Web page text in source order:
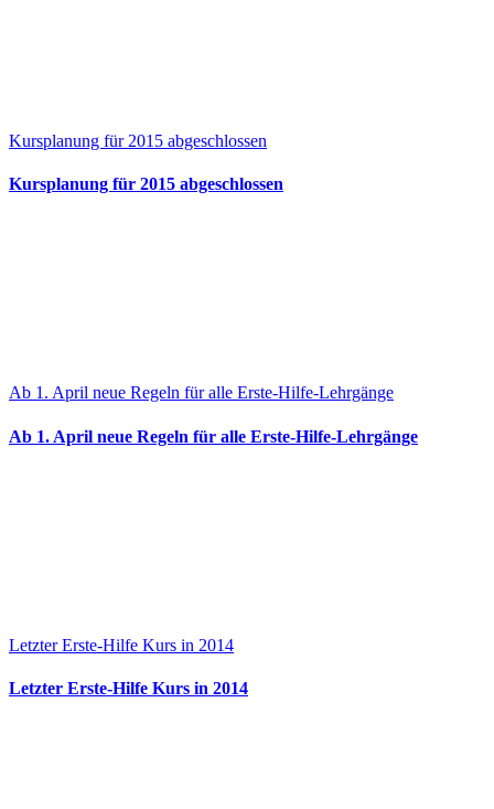
Kursplanung für 2015 abgeschlossen
Kursplanung für 2015 abgeschlossen
Ab 1. April neue Regeln für alle Erste-Hilfe-Lehrgänge
Ab 1. April neue Regeln für alle Erste-Hilfe-Lehrgänge
Letzter Erste-Hilfe Kurs in 2014
Letzter Erste-Hilfe Kurs in 2014